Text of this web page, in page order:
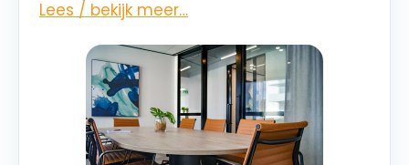
Lees / bekijk meer…